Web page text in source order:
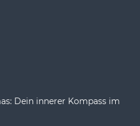
Dein innerer Kompass im